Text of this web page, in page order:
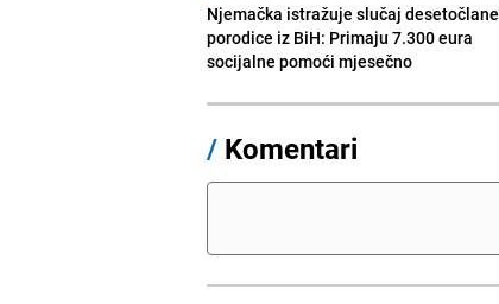
Njemačka istražuje slučaj desetočlane
porodice iz BiH: Primaju 7.300 eura
socijalne pomoći mjesečno
/ Komentari